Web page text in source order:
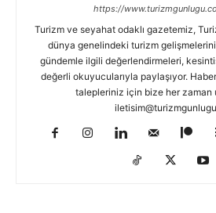
https://
Turizm ve seyahat odaklı gazetemiz,
dünya genelindeki turizm
gündemle ilgili değerlendirmeleri,
değerli okuyucularıyla paylaşıyor.
talepleriniz için bize her zaman